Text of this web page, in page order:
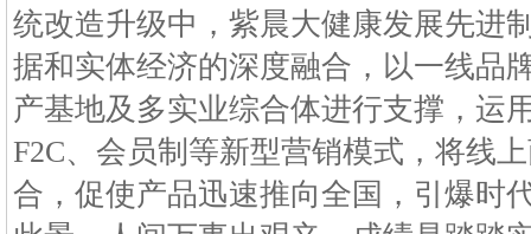
统改造升级中，紫晨大健康发展先进
据和实体经济的深度融合，以一线品
产基地及多实业综合体进行支撑，运
F2C、会员制等新型营销模式，将线
合，促使产品迅速推向全国，引爆时